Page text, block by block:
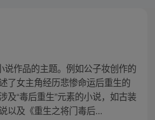
说作品的主题。例如公子妆创作的
了女主角经历悲惨命运后重生的
及“毒后重生”元素的小说，如古装
以及《重生之将门毒后...